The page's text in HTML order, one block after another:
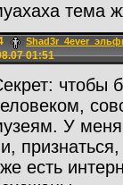
тема
01:51
чтобы
У
есть